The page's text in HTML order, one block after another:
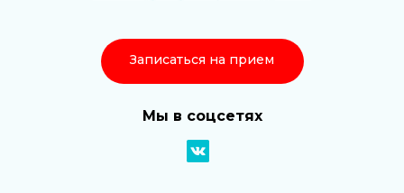
Записаться на прием
Мы в соцсетях